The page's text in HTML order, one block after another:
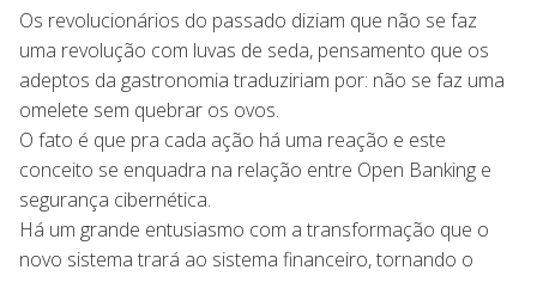
Os revolucionários do passado diziam que não se faz
uma revolução com luvas de seda, pensamento que os
adeptos da gastronomia traduziriam por: não se faz uma
omelete sem quebrar os ovos.
O fato é que pra cada ação há uma reação e este
conceito se enquadra na relação entre Open Banking e
segurança cibernética.
Há um grande entusiasmo com a transformação que o
novo sistema trará ao sistema financeiro, tornando o